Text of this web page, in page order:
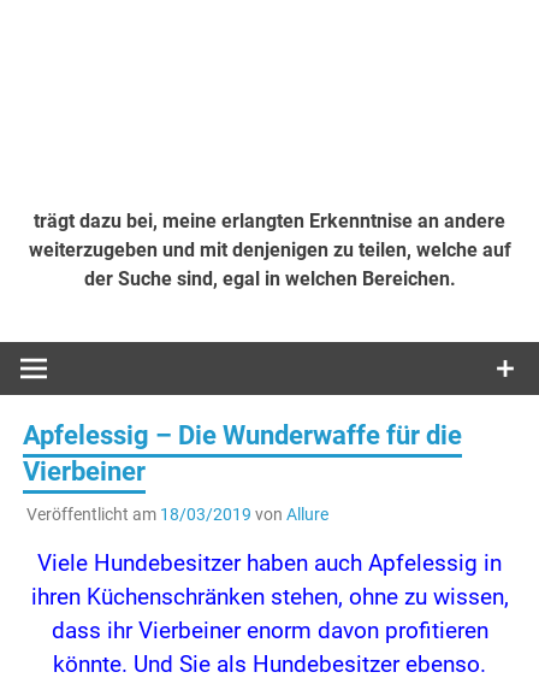
trägt dazu bei, meine erlangten Erkenntnise an andere
weiterzugeben und mit denjenigen zu teilen, welche auf
der Suche sind, egal in welchen Bereichen.
Apfelessig – Die Wunderwaffe für die
Vierbeiner
Veröffentlicht am 18/03/2019 von Allure
Viele Hundebesitzer haben auch Apfelessig in
ihren Küchenschränken stehen, ohne zu wissen,
dass ihr Vierbeiner enorm davon profitieren
könnte. Und Sie als Hundebesitzer ebenso.